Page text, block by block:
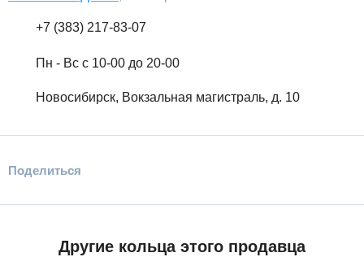
+7 (383) 217-83-07
Пн - Вс с 10-00 до 20-00
Новосибирск, Вокзальная магистраль, д. 10
Поделиться
Другие кольца этого продавца